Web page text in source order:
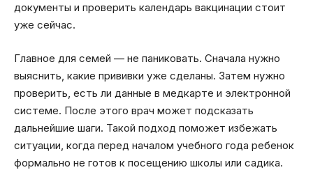
документы и проверить календарь вакцинации стоит
уже сейчас.
Главное для семей — не паниковать. Сначала нужно
выяснить, какие прививки уже сделаны. Затем нужно
проверить, есть ли данные в медкарте и электронной
системе. После этого врач может подсказать
дальнейшие шаги. Такой подход поможет избежать
ситуации, когда перед началом учебного года ребенок
формально не готов к посещению школы или садика.